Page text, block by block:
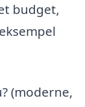
budget,
(moderne,